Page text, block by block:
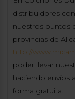
distribuidores
nuestros puntos
provincias de
http://
poder llevar
haciendo envíos
forma gratuita.